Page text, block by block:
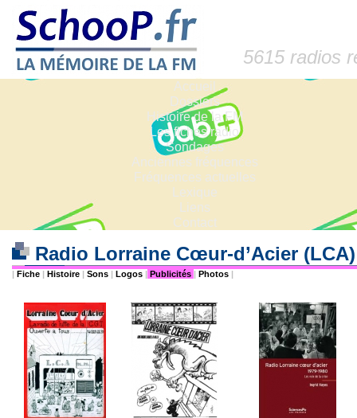
5615 radios
Accueil
Dossiers
Histoire de la FM
Les fiches radio
Sondages
Anciennes fréquences
Fréquences actuelles
Lexique
Liens
Contact
Radio Lorraine Cœur-d’Acier
| Fiche | Histoire | Sons | Logos | Publicités | Photos |